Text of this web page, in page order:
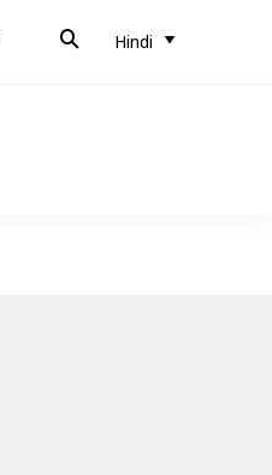
Hindi